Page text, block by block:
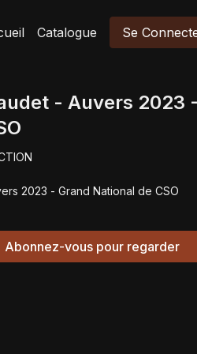
Catalogue Se
- Auvers 2023
2023 - Grand National de CSO
Abonnez-vous pour regarder